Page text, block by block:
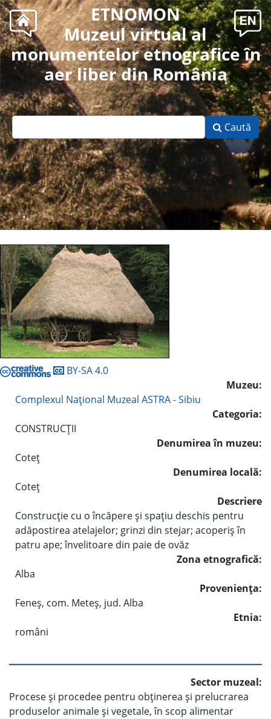
ETNOMON
Muzeul virtual al
monumentelor etnografice în
aer liber din România
Caută
BY-SA 4.0
Muzeu:
Complexul Naţional Muzeal ASTRA - Sibiu
Categoria:
CONSTRUCŢII
Denumirea în muzeu:
Coteţ
Denumirea locală:
Coteţ
Descriere
Construcţie cu o încăpere şi spaţiu deschis pentru
adăpostirea atelajelor; grinzi din stejar; acoperiş în
patru ape; învelitoare din paie de ovăz
Zona etnografică:
Alba
Provenienţa:
Feneş, com. Meteş, jud. Alba
Etnia:
români
Sector muzeal:
Procese şi procedee pentru obţinerea şi prelucrarea
produselor animale şi vegetale, în scop alimentar